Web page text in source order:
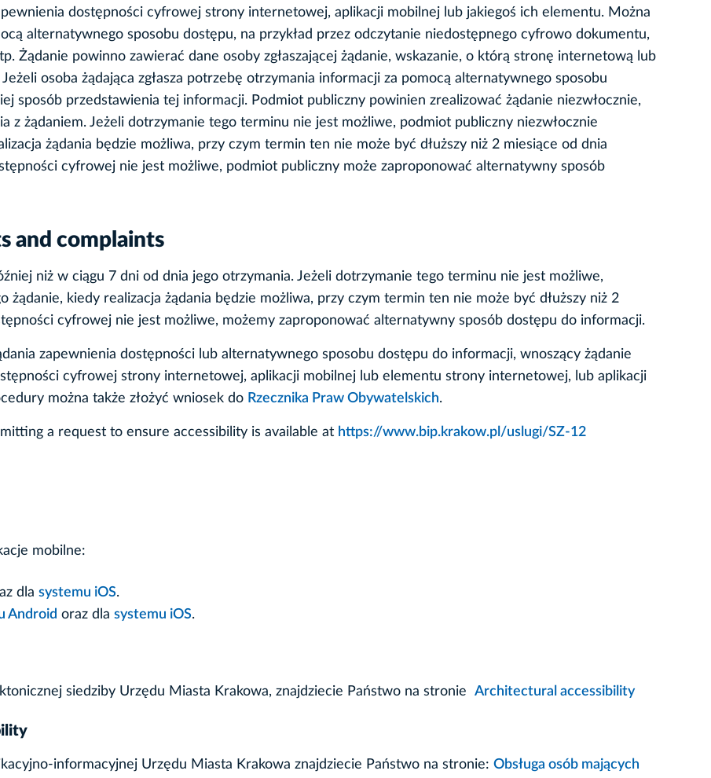
dostępności cyfrowej strony internetowej, aplikacji mobilnej lub jakiegoś ich elementu. Można
alternatywnego sposobu dostępu, na przykład przez odczytanie niedostępnego cyfrowo dokumentu,
Żądanie powinno zawierać dane osoby zgłaszającej żądanie, wskazanie, o którą stronę internetową lub
osoba żądająca zgłasza potrzebę otrzymania informacji za pomocą alternatywnego sposobu
sposób przedstawienia tej informacji. Podmiot publiczny powinien zrealizować żądanie niezwłocznie,
z żądaniem. Jeżeli dotrzymanie tego terminu nie jest możliwe, podmiot publiczny niezwłocznie
żądania będzie możliwa, przy czym termin ten nie może być dłuższy niż 2 miesiące od dnia
cyfrowej nie jest możliwe, podmiot publiczny może zaproponować alternatywny sposób
and complaints
niż w ciągu 7 dni od dnia jego otrzymania. Jeżeli dotrzymanie tego terminu nie jest możliwe,
żądanie, kiedy realizacja żądania będzie możliwa, przy czym termin ten nie może być dłuższy niż 2
cyfrowej nie jest możliwe, możemy zaproponować alternatywny sposób dostępu do informacji.
zapewnienia dostępności lub alternatywnego sposobu dostępu do informacji, wnoszący żądanie
cyfrowej strony internetowej, aplikacji mobilnej lub elementu strony internetowej, lub aplikacji
można także złożyć wniosek do Rzecznika Praw Obywatelskich.
a request to ensure accessibility is available at https://www.bip.krakow.pl/uslugi/SZ-12
mobilne:
dla systemu iOS.
Android oraz dla systemu iOS.
siedziby Urzędu Miasta Krakowa, znajdziecie Państwo na stronie Architectural accessibility
informacyjnej Urzędu Miasta Krakowa znajdziecie Państwo na stronie: Obsługa osób mających